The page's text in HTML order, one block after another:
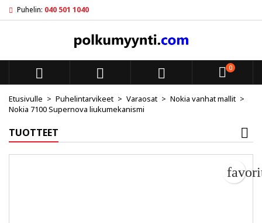
Puhelin: 040 501 1040
   0
Etusivulle Puhelintarvikeet Varaosat
Nokia vanhat mallit
Nokia 7100 Supernova liukumekanismi
TUOTTEET
My wishlists
add_circle_outline
Create new list
Luo toivelista
Toivelistan nimi
Kirjaudu sisään
Sinun pitää olla kirjautunut jotta voit lisätä tuotteita